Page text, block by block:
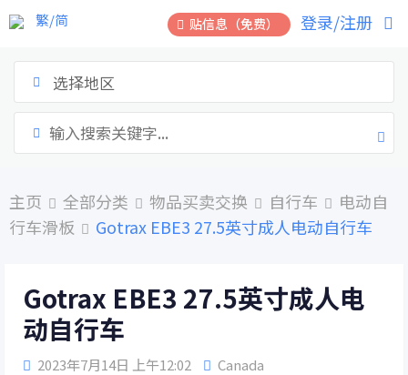
跳
到
贴信息（免费） 登录/注册
繁/简
选择地区
主页 全部分类 物品买卖交换 自行车
电动自
行车滑板
Gotrax EBE3 27.5英寸成人电动自行车
Gotrax EBE3 27.5英寸成人电
动自行车
2023年7月14日 上午12:02 Canada